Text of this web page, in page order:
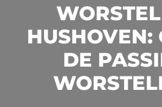
HUSHOVEN:
DE